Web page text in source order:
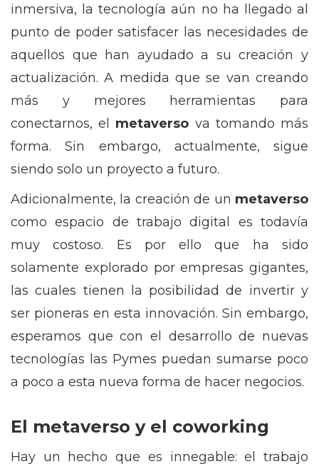
inmersiva, la tecnología aún no ha llegado al
punto de poder satisfacer las necesidades de
aquellos que han ayudado a su creación y
actualización. A medida que se van creando
más y mejores herramientas para
conectarnos, el metaverso va tomando más
forma. Sin embargo, actualmente, sigue
siendo solo un proyecto a futuro.
Adicionalmente, la creación de un metaverso
como espacio de trabajo digital es todavía
muy costoso. Es por ello que ha sido
solamente explorado por empresas gigantes,
las cuales tienen la posibilidad de invertir y
ser pioneras en esta innovación. Sin embargo,
esperamos que con el desarrollo de nuevas
tecnologías las Pymes puedan sumarse poco
a poco a esta nueva forma de hacer negocios.
El metaverso y el coworking
Hay un hecho que es innegable: el trabajo